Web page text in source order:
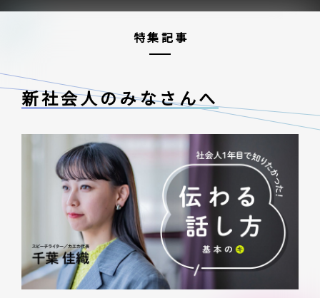
特集記事
新社会人のみなさんへ